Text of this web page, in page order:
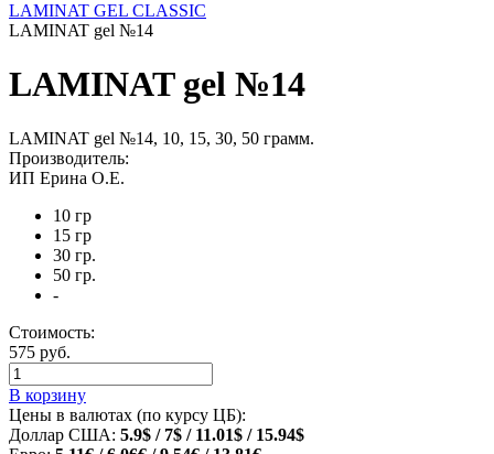
LAMINAT GEL CLASSIС
LAMINAT gel №14
LAMINAT gel №14
LAMINAT gel №14, 10, 15, 30, 50 грамм.
Производитель:
ИП Ерина О.Е.
10 гр
15 гр
30 гр.
50 гр.
-
Стоимость:
575 руб.
В корзину
Цены в валютах (по курсу ЦБ):
Доллар США: 5.9$ / 7$ / 11.01$ / 15.94$